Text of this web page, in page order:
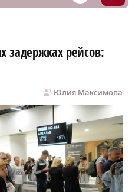
задержках рейсов:
Юлия Максимова